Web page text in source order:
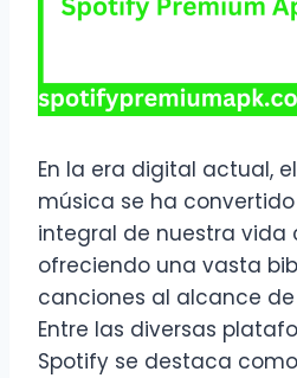
En la era digital actual,
música se ha
integral de nuestra vida
ofreciendo una vasta
canciones al alcance
Entre las diversas
Spotify se destaca